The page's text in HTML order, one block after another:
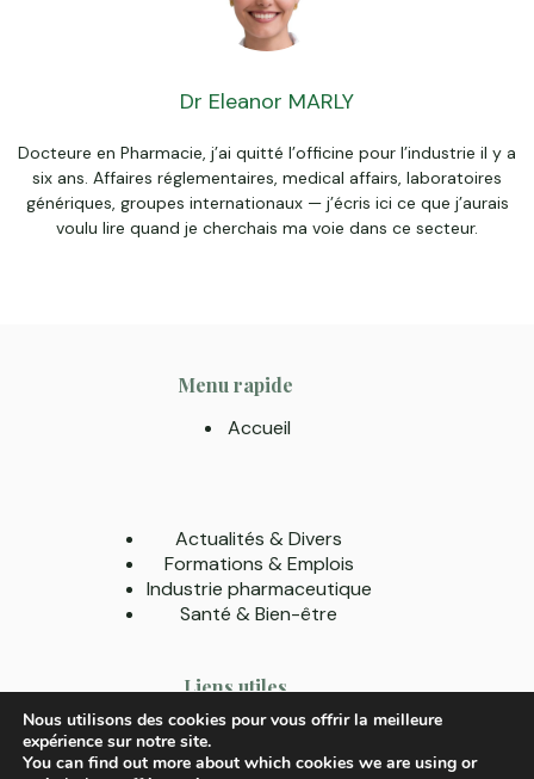
Dr Eleanor MARLY
Docteure en Pharmacie, j’ai quitté l’officine pour l’industrie il y a
six ans. Affaires réglementaires, medical affairs, laboratoires
génériques, groupes internationaux — j’écris ici ce que j’aurais
voulu lire quand je cherchais ma voie dans ce secteur.
Menu rapide
Accueil
Actualités & Divers
Formations & Emplois
Industrie pharmaceutique
Santé & Bien-être
Liens utiles
A Propos
Contact
Nous utilisons des cookies pour vous offrir la meilleure
expérience sur notre site.
You can find out more about which cookies we are using or